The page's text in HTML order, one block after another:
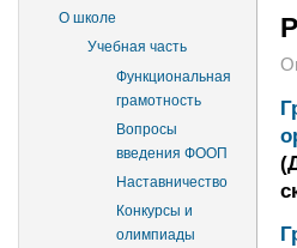
О школе
Учебная часть
Функциональная
грамотность
Вопросы
введения ФООП
Наставничество
Конкурсы и
олимпиады